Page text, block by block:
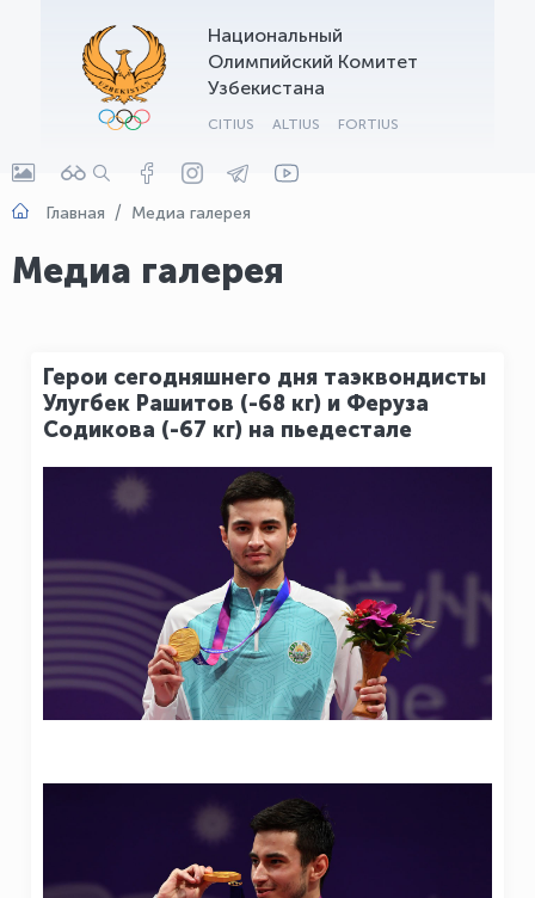
Национальный
Олимпийский Комитет
Узбекистана
CITIUS ALTIUS FORTIUS
Главная Медиа галерея
Медиа галерея
Герои сегодняшнего дня таэквондисты
Улугбек Рашитов (-68 кг) и Феруза
Содикова (-67 кг) на пьедестале
OLYMPCHIK AI - yordamchi
Онлайн · olympic.uz